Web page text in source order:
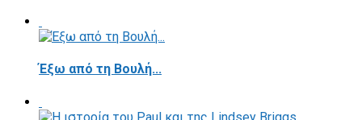
Έξω από τη Βουλή...